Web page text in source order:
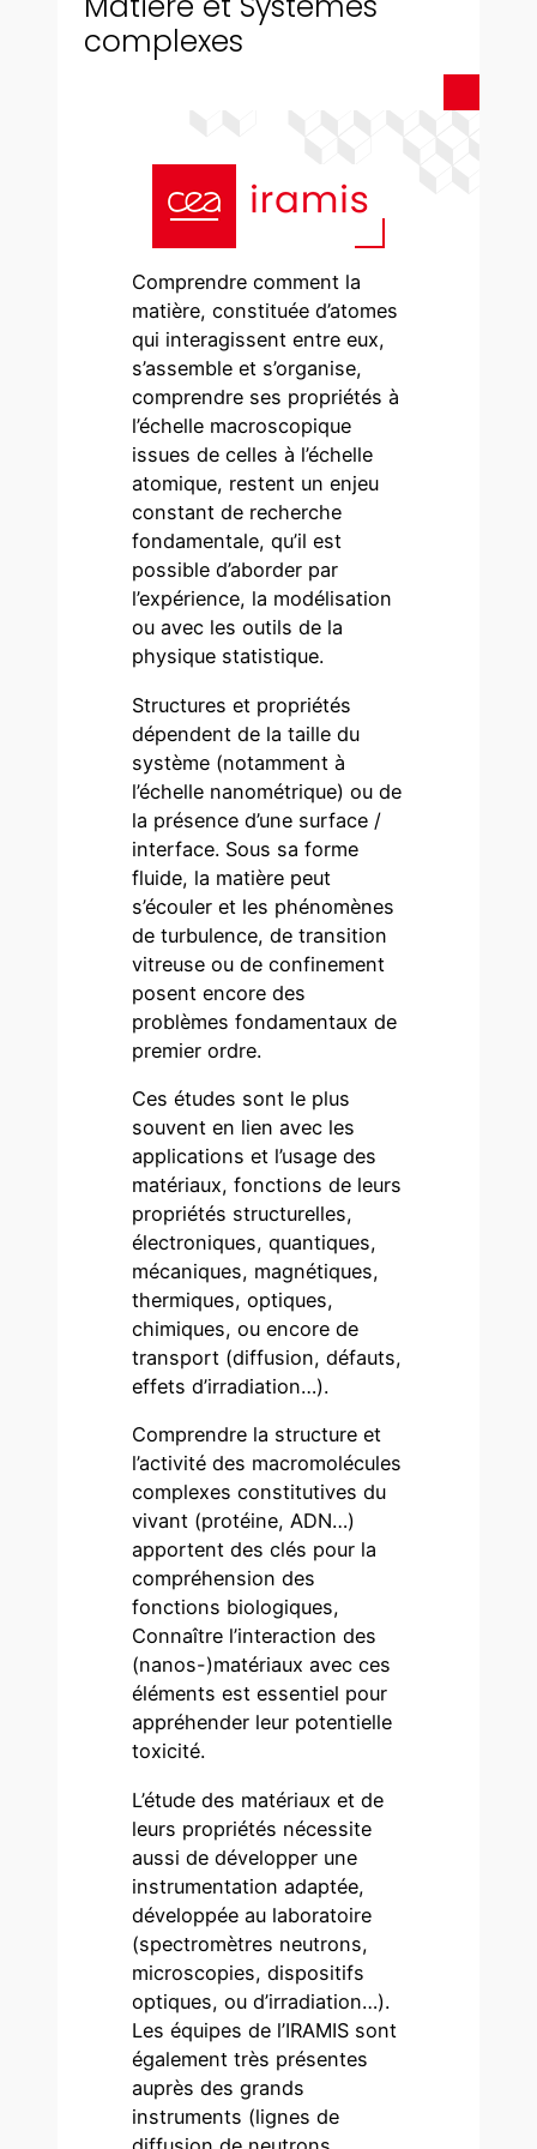
complexes
Comprendre comment la
matière, constituée d’atomes
qui interagissent entre eux,
s’assemble et s’organise,
comprendre ses propriétés à
l’échelle macroscopique
issues de celles à l’échelle
atomique, restent un enjeu
constant de recherche
fondamentale, qu’il est
possible d’aborder par
l’expérience, la modélisation
ou avec les outils de la
physique statistique.
Structures et propriétés
dépendent de la taille du
système (notamment à
l’échelle nanométrique) ou de
la présence d’une surface /
interface. Sous sa forme
fluide, la matière peut
s’écouler et les phénomènes
de turbulence, de transition
vitreuse ou de confinement
posent encore des
problèmes fondamentaux de
premier ordre.
Ces études sont le plus
souvent en lien avec les
applications et l’usage des
matériaux, fonctions de leurs
propriétés structurelles,
électroniques, quantiques,
mécaniques, magnétiques,
thermiques, optiques,
chimiques, ou encore de
transport (diffusion, défauts,
effets d’irradiation…).
Comprendre la structure et
l’activité des macromolécules
complexes constitutives du
vivant (protéine, ADN…)
apportent des clés pour la
compréhension des
fonctions biologiques,
Connaître l’interaction des
(nanos-)matériaux avec ces
éléments est essentiel pour
appréhender leur potentielle
toxicité.
L’étude des matériaux et de
leurs propriétés nécessite
aussi de développer une
instrumentation adaptée,
développée au laboratoire
(spectromètres neutrons,
microscopies, dispositifs
optiques, ou d’irradiation…).
Les équipes de l’IRAMIS sont
également très présentes
auprès des grands
instruments (lignes de